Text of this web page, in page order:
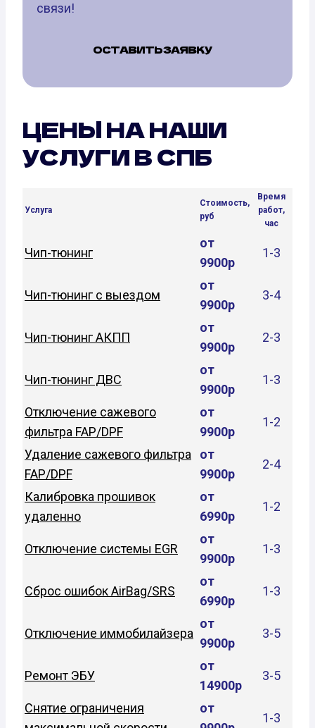
связи!
ОСТАВИТЬ ЗАЯВКУ
ЦЕНЫ НА НАШИ
УСЛУГИ В СПБ
Услуга
Стоимость,
руб
Время
работ,
час
Чип-тюнинг
от
9900р
1-3
Чип-тюнинг с выездом
от
9900р
3-4
Чип-тюнинг АКПП
от
9900р
2-3
Чип-тюнинг ДВС
от
9900р
1-3
Отключение сажевого
фильтра FAP/DPF
от
9900р
1-2
Удаление сажевого фильтра
FAP/DPF
от
9900р
2-4
Калибровка прошивок
удаленно
от
6990р
1-2
Отключение системы EGR
от
9900р
1-3
Сброс ошибок AirBag/SRS
от
6990р
1-3
Отключение иммобилайзера
от
9900р
3-5
Ремонт ЭБУ
от
14900р
3-5
Снятие ограничения
от
1-3